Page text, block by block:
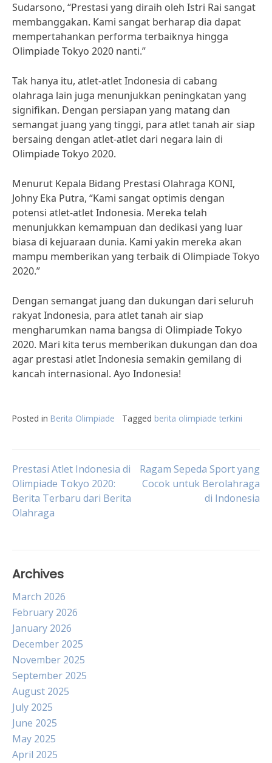
Sudarsono, “Prestasi yang diraih oleh Istri Rai sangat
membanggakan. Kami sangat berharap dia dapat
mempertahankan performa terbaiknya hingga
Olimpiade Tokyo 2020 nanti.”
Tak hanya itu, atlet-atlet Indonesia di cabang
olahraga lain juga menunjukkan peningkatan yang
signifikan. Dengan persiapan yang matang dan
semangat juang yang tinggi, para atlet tanah air siap
bersaing dengan atlet-atlet dari negara lain di
Olimpiade Tokyo 2020.
Menurut Kepala Bidang Prestasi Olahraga KONI,
Johny Eka Putra, “Kami sangat optimis dengan
potensi atlet-atlet Indonesia. Mereka telah
menunjukkan kemampuan dan dedikasi yang luar
biasa di kejuaraan dunia. Kami yakin mereka akan
mampu memberikan yang terbaik di Olimpiade Tokyo
2020.”
Dengan semangat juang dan dukungan dari seluruh
rakyat Indonesia, para atlet tanah air siap
mengharumkan nama bangsa di Olimpiade Tokyo
2020. Mari kita terus memberikan dukungan dan doa
agar prestasi atlet Indonesia semakin gemilang di
kancah internasional. Ayo Indonesia!
Posted in Berita Olimpiade Tagged berita olimpiade terkini
Post
navigation
Prestasi Atlet Indonesia di
Olimpiade Tokyo 2020:
Berita Terbaru dari Berita
Olahraga
Ragam Sepeda Sport yang
Cocok untuk Berolahraga
di Indonesia
Archives
March 2026
February 2026
January 2026
December 2025
November 2025
September 2025
August 2025
July 2025
June 2025
May 2025
April 2025